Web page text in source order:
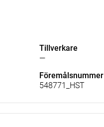
Tillverkare
—
Föremålsnummer
548771_HST